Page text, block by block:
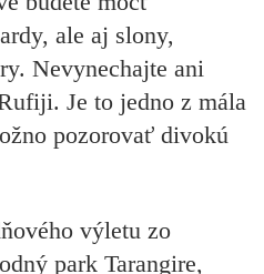
ale aj slony,
Nevynechajte ani
Je to jedno z mála
pozorovať divokú
výletu zo
park Tarangire,